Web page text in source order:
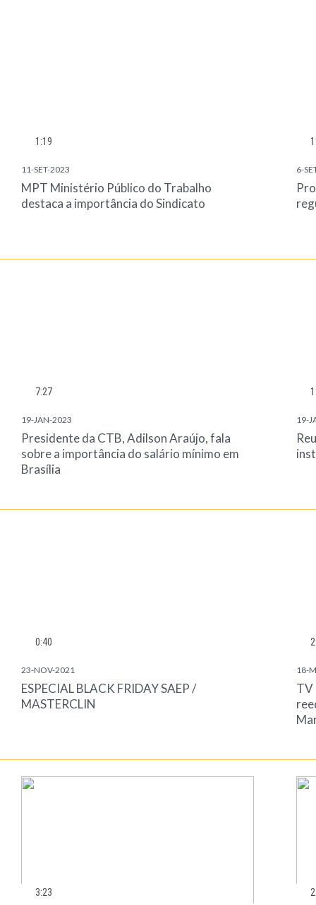
1:19
11-SET-2023
MPT Ministério Público do Trabalho
destaca a importância do Sindicato
6-
7:27
19-JAN-2023
Presidente da CTB, Adilson Araújo, fala
sobre a importância do salário mínimo em
Brasília
19-
0:40
23-NOV-2021
ESPECIAL BLACK FRIDAY SAEP /
MASTERCLIN
18-
TV
3:23